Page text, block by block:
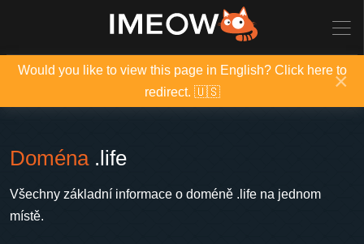
Would you like to view this page in English? Click here to
redirect. 🇺🇸
×
Doména.life
Všechny základní informace o doméně .life na jednom
místě.